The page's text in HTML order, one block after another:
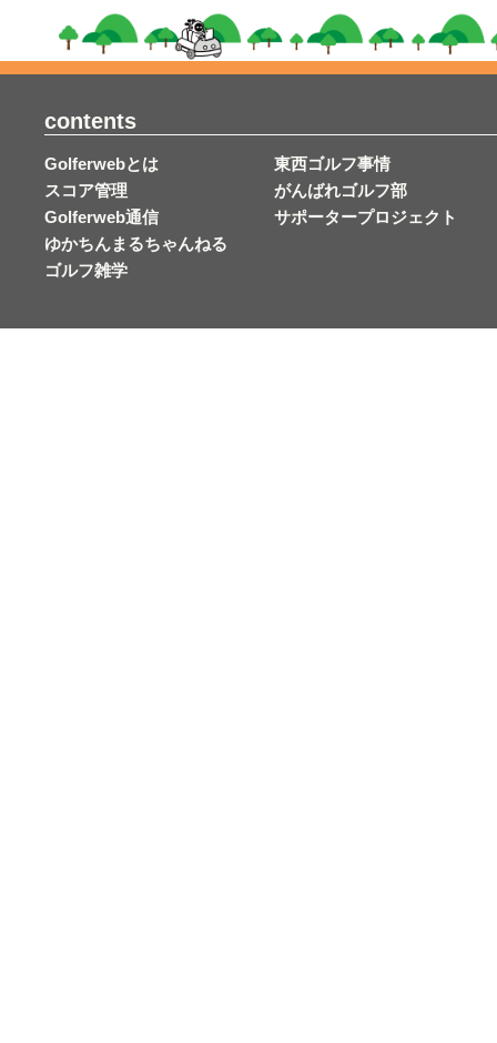
contents
Golferwebとは
スコア管理
Golferweb通信
ゆかちんまるちゃんねる
ゴルフ雑学
東西ゴルフ事情
がんばれゴルフ部
サポータープロジェクト